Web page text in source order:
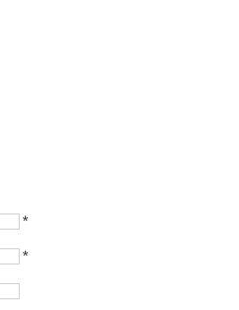
*
*